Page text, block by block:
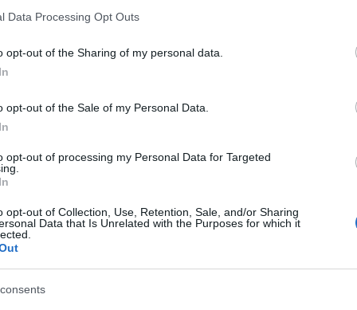
Data Processing Opt Outs
opt-out of the Sharing of my personal data.
opt-out of the Sale of my Personal Data.
opt-out of processing my Personal Data for Targeted
opt-out of Collection, Use, Retention, Sale, and/or Sharing
Data that Is Unrelated with the Purposes for which it
weg nu de deadline nadert. Zonder een
functies drastisch moeten terugschroeven. Deze
een delicaat evenwicht tussen de politieke
ander problematisch vindt.